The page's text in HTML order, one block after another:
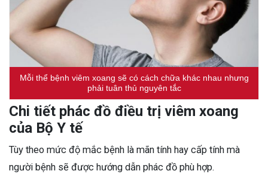
Mỗi thể bệnh viêm xoang sẽ có cách chữa khác nhau nhưng
phải tuân thủ nguyên tắc
Chi tiết phác đồ điều trị viêm xoang
của Bộ Y tế
Tùy theo mức độ mắc bệnh là mãn tính hay cấp tính mà
người bệnh sẽ được hướng dẫn phác đồ phù hợp.